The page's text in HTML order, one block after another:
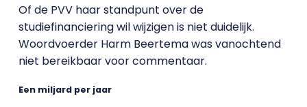
Of de PVV haar standpunt over de
studiefinanciering wil wijzigen is niet duidelijk.
Woordvoerder Harm Beertema was vanochtend
niet bereikbaar voor commentaar.
Een miljard per jaar